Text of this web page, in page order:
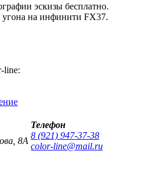
эскизы бесплатно.
угона на инфинити FX37.
line:
8А
Телефон
8 (921) 947-37-38
color-line@mail.ru